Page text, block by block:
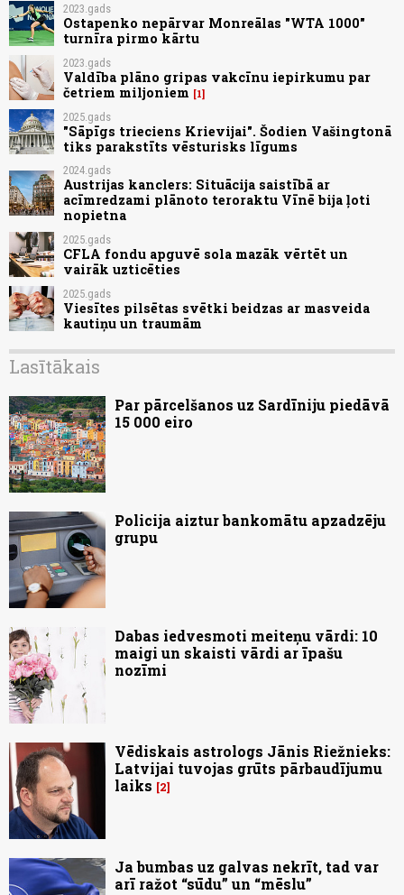
2023.gads
Ostapenko nepārvar Monreālas "WTA 1000"
turnīra pirmo kārtu
2023.gads
Valdība plāno gripas vakcīnu iepirkumu par
četriem miljoniem
1
2025.gads
"Sāpīgs trieciens Krievijai". Šodien Vašingtonā
tiks parakstīts vēsturisks līgums
2024.gads
Austrijas kanclers: Situācija saistībā ar
acīmredzami plānoto teroraktu Vīnē bija ļoti
nopietna
2025.gads
CFLA fondu apguvē sola mazāk vērtēt un
vairāk uzticēties
2025.gads
Viesītes pilsētas svētki beidzas ar masveida
kautiņu un traumām
Lasītākais
Par pārcelšanos uz Sardīniju piedāvā
15 000 eiro
Policija aiztur bankomātu apzadzēju
grupu
Dabas iedvesmoti meiteņu vārdi: 10
maigi un skaisti vārdi ar īpašu
nozīmi
Vēdiskais astrologs Jānis Riežnieks:
Latvijai tuvojas grūts pārbaudījumu
laiks
2
Ja bumbas uz galvas nekrīt, tad var
arī ražot “sūdu” un “mēslu”